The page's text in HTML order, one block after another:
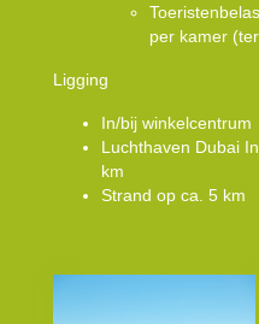
per kamer
Ligging
In/bij winkelcentrum
Luchthaven Dubai
km
Strand op ca. 5 km